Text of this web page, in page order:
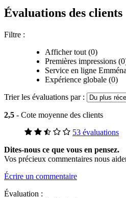
Évaluations des clients
Filtre :
Afficher tout (0)
Premières impressions
Service en ligne
Expérience globale (0)
Trier les évaluations par :
2,5 - Cote moyenne des clients
53 évaluations
Dites-nous ce que vous en pensez.
Vos précieux commentaires nous
Écrire un commentaire
Évaluation :